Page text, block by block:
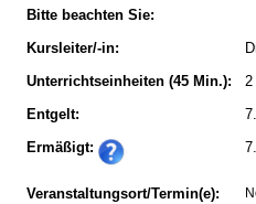
Bitte beachten Sie:
Kursleiter/-in:
Unterrichtseinheiten (45 Min.):
2
Entgelt:
Ermäßigt:
Veranstaltungsort/Termin(e):